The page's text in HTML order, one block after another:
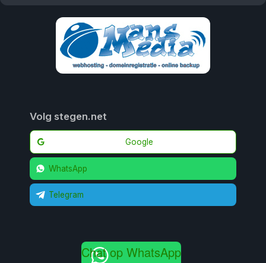
Volg stegen.net
Google
WhatsApp
Telegram
Chat op WhatsApp